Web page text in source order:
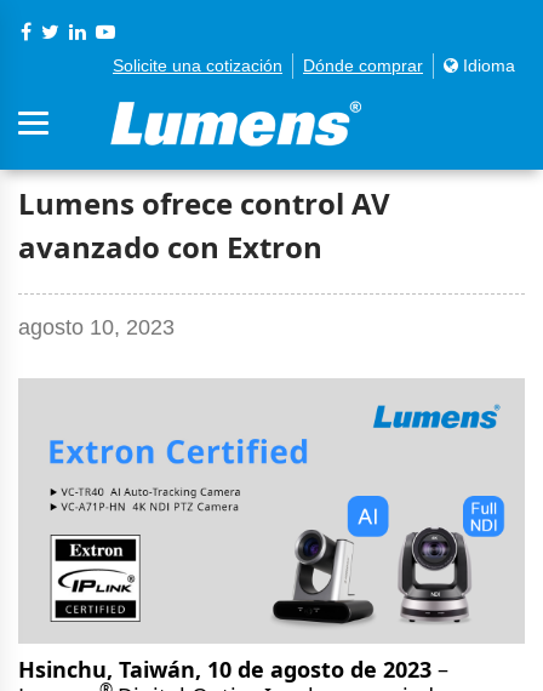
Solicite una cotización Dónde comprar Idioma
Lumens ofrece control AV
avanzado con Extron
agosto 10, 2023
Hsinchu, Taiwán, 10 de agosto de 2023 –